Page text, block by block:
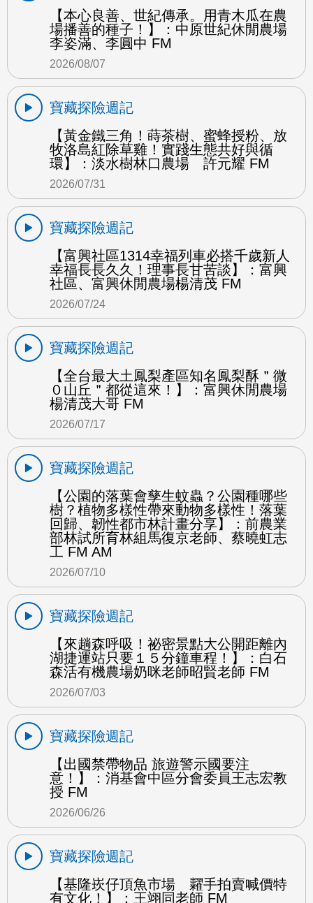
【本心良善、世紀傳承。用青木瓜在農
場播善的種子！】：中原世紀休閒農場
李姿滿、李圓中 FM
2026/08/07
寶藏探險週記
【黃金鐵三角！蒔茶樹、蜜蜂授粉、放
牧洛島紅除草雞！實踐生態共好與循
環】：淡水樹林口農場 許元耀 FM
2026/07/31
寶藏探險週記
【富興社區1314幸福列車必搭千歲新人
幸福長長久久！理事長甘苦談】：富興
社區、富興休閒農場楊清茂 FM
2026/07/24
寶藏探險週記
【全台最大土鳳梨產區知名鳳梨酥＂微
０山丘＂都從這來！】：富興休閒農場
楊清茂大哥 FM
2026/07/17
寶藏探險週記
【公園的落葉會孳生蚊蟲？公園種哪些
樹？植物多樣性帶來動物多樣性！落葉
回歸、韌性都市林計畫分享】：前農業
部林試所育林組馬復京老師、蔡曉虹志
工 FM AM
2026/07/10
寶藏探險週記
【來趟森呼吸！祕密景點大公開距離內
湖捷運站只要１５分鐘車程！】：白石
森活有機農場奶咪老師昭賢老師 FM
2026/07/03
寶藏探險週記
【出國禁帶物品 旅遊警示國要注
意！】：消基會中區分會委員王志宏教
授 FM
2026/06/26
寶藏探險週記
【基隆崁仔頂魚市場 糶手拍賣喊價特
有文化！】：王翊同老師 FM